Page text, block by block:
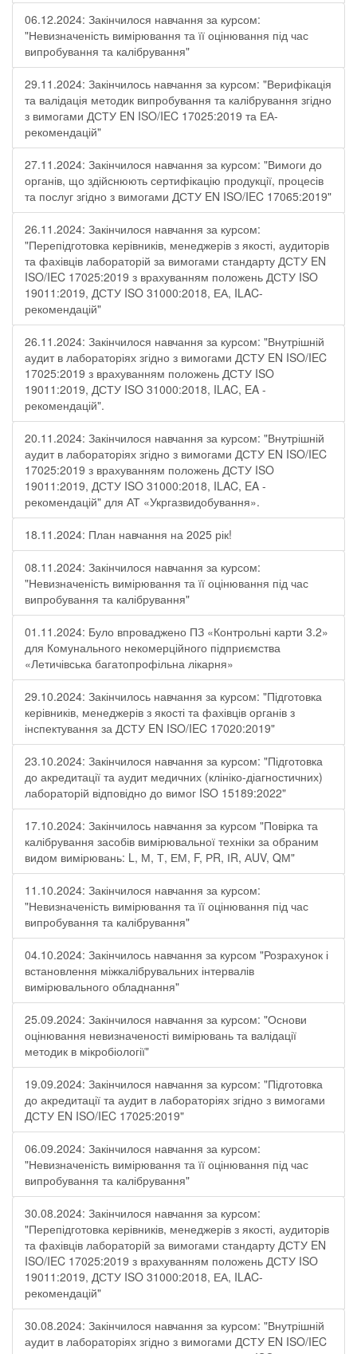
06.12.2024: Закінчилося навчання за курсом:
"Невизначеність вимірювання та її оцінювання під час
випробування та калібрування"
29.11.2024: Закінчилось навчання за курсом: "Верифікація
та валідація методик випробування та калібрування згідно
з вимогами ДСТУ EN ISO/IEC 17025:2019 та ЕА-
рекомендацій"
27.11.2024: Закінчилося навчання за курсом: "Вимоги до
органів, що здійснюють сертифікацію продукції, процесів
та послуг згідно з вимогами ДСТУ EN ISO/IEC 17065:2019"
26.11.2024: Закінчилося навчання за курсом:
"Перепідготовка керівників, менеджерів з якості, аудиторів
та фахівців лабораторій за вимогами стандарту ДСТУ EN
ISO/IEC 17025:2019 з врахуванням положень ДСТУ ISO
19011:2019, ДСТУ ISO 31000:2018, ЕА, ILAC-
рекомендацій"
26.11.2024: Закінчилося навчання за курсом: "Внутрішній
аудит в лабораторіях згідно з вимогами ДСТУ EN ISO/IEC
17025:2019 з врахуванням положень ДСТУ ISO
19011:2019, ДСТУ ISO 31000:2018, ILAC, EA -
рекомендацій".
20.11.2024: Закінчилося навчання за курсом: "Внутрішній
аудит в лабораторіях згідно з вимогами ДСТУ EN ISO/IEC
17025:2019 з врахуванням положень ДСТУ ISO
19011:2019, ДСТУ ISO 31000:2018, ILAC, EA -
рекомендацій" для АТ «Укргазвидобування».
18.11.2024: План навчання на 2025 рік!
08.11.2024: Закінчилося навчання за курсом:
"Невизначеність вимірювання та її оцінювання під час
випробування та калібрування"
01.11.2024: Було впроваджено ПЗ «Контрольні карти 3.2»
для Комунального некомерційного підприємства
«Летичівська багатопрофільна лікарня»
29.10.2024: Закінчилось навчання за курсом: "Підготовка
керівників, менеджерів з якості та фахівців органів з
інспектування за ДСТУ EN ISO/IEC 17020:2019"
23.10.2024: Закінчилося навчання за курсом: "Підготовка
до акредитації та аудит медичних (клініко-діагностичних)
лабораторій відповідно до вимог ISO 15189:2022"
17.10.2024: Закінчилось навчання за курсом "Повірка та
калібрування засобів вимірювальної техніки за обраним
видом вимірювань: L, М, Т, ЕМ, F, РR, ІR, АUV, QМ"
11.10.2024: Закінчилося навчання за курсом:
"Невизначеність вимірювання та її оцінювання під час
випробування та калібрування"
04.10.2024: Закінчилось навчання за курсом "Розрахунок і
встановлення міжкалібрувальних інтервалів
вимірювального обладнання"
25.09.2024: Закінчилося навчання за курсом: "Основи
оцінювання невизначеності вимірювань та валідації
методик в мікробіології"
19.09.2024: Закінчилося навчання за курсом: "Підготовка
до акредитації та аудит в лабораторіях згідно з вимогами
ДСТУ EN ISO/IEC 17025:2019"
06.09.2024: Закінчилося навчання за курсом:
"Невизначеність вимірювання та її оцінювання під час
випробування та калібрування"
30.08.2024: Закінчилося навчання за курсом:
"Перепідготовка керівників, менеджерів з якості, аудиторів
та фахівців лабораторій за вимогами стандарту ДСТУ EN
ISO/IEC 17025:2019 з врахуванням положень ДСТУ ISO
19011:2019, ДСТУ ISO 31000:2018, ЕА, ILAC-
рекомендацій"
30.08.2024: Закінчилося навчання за курсом: "Внутрішній
аудит в лабораторіях згідно з вимогами ДСТУ EN ISO/IEC